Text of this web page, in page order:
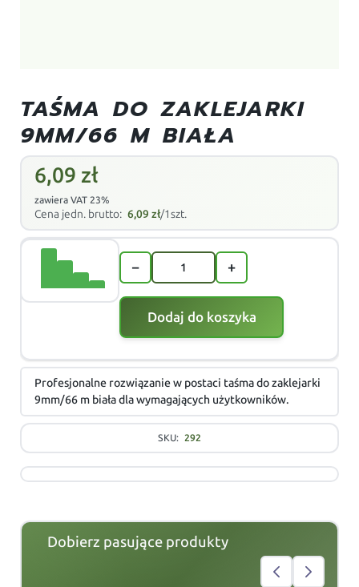
TAŚMA DO ZAKLEJARKI
9MM/66 M BIAŁA
6,09 zł
zawiera VAT 23%
Cena jedn. brutto: 6,09zł/1szt.
− +
Dodaj do koszyka
Profesjonalne rozwiązanie w postaci taśma do zaklejarki
9mm/66 m biała dla wymagających użytkowników.
SKU: 292
Dobierz pasujące produkty